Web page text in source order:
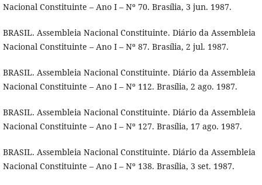
Nacional Constituinte – Ano I – Nº 70. Brasília, 3 jun. 1987.
BRASIL. Assembleia Nacional Constituinte. Diário da Assembleia
Nacional Constituinte – Ano I – Nº 87. Brasília, 2 jul. 1987.
BRASIL. Assembleia Nacional Constituinte. Diário da Assembleia
Nacional Constituinte – Ano I – Nº 112. Brasília, 2 ago. 1987.
BRASIL. Assembleia Nacional Constituinte. Diário da Assembleia
Nacional Constituinte – Ano I – Nº 127. Brasília, 17 ago. 1987.
BRASIL. Assembleia Nacional Constituinte. Diário da Assembleia
Nacional Constituinte – Ano I – Nº 138. Brasília, 3 set. 1987.